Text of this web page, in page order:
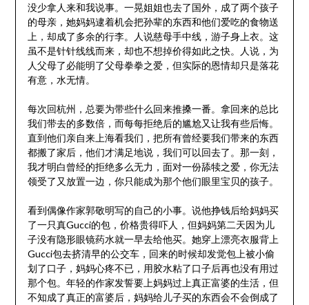
没少拿人来和我说事。一晃姐姐也去了国外，成了两个孩子
的母亲，她妈妈逮着机会把孙辈的东西和他们爱吃的食物送
上，却成了多余的行李。人说慈母手中线，游子身上衣。这
虽不是针针线线而来，却也不想掉价得如此之快。人说，为
人父母了必能明了父母拳拳之爱，但实际的恩情却只是落花
有意，水无情。
每次回杭州，总要为带些什么回来推搡一番。拿回来的总比
我们带去的多数倍，而每每拒绝后的尴尬又让我有些后悔。
直到他们亲自来上海看我们，把所有曾经要我们带来的东西
都搬了家后，他们才满足地说，我们可以回去了。那一刻，
我才明白曾经的拒绝多么无力，面对一份舔犊之爱，你无法
领受了又放置一边，你只能成为那个他们眼里宝贝的孩子。
看到偶像作家郭敬明写的自己的小事。说他挣钱后给妈妈买
了一只真Gucci的包，价格贵得吓人，但妈妈第二天因为儿
子没有隐形眼镜药水就一早去给他买。她穿上漂亮衣服背上
Gucci包去挤清早的公交车，回来的时候却发觉包上被小偷
划了口子，妈妈心疼不已，用胶水粘了口子后再也没有用过
那个包。年轻的作家发誓要上妈妈过上真正富婆的生活，但
不知成了真正的富婆后，妈妈给儿子买的东西会不会倒成了